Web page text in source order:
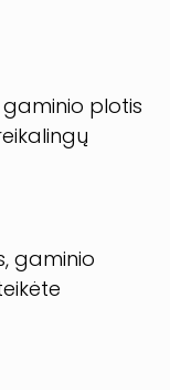
plotis
gaminio